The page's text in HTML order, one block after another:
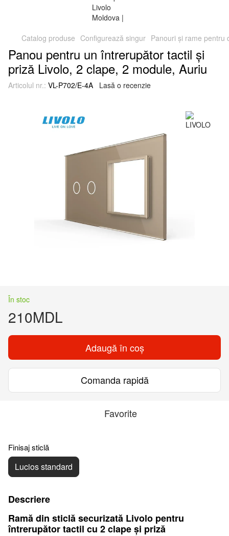
Catalog produse Configurează singur Panouri și rame pentru
Panou pentru un întrerupător tactil și
priză Livolo, 2 clape, 2 module, Auriu
Articolul nr.: VL-P702/E-4A Lasă o recenzie
În stoc
210MDL
Adaugă în coș
Comanda rapidă
Favorite
Finisaj sticlă
Lucios standard
Descriere
Ramă din sticlă securizată Livolo pentru
întrerupător tactil cu 2 clape și priză